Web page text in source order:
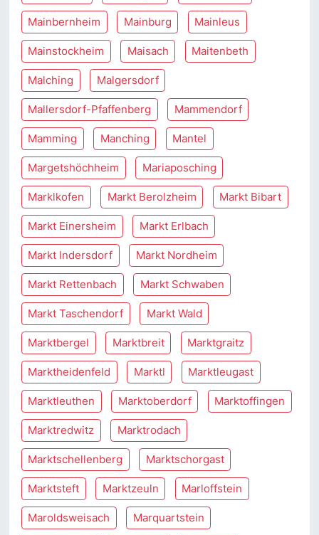
Mainbernheim Mainburg Mainleus
Mainstockheim Maisach Maitenbeth
Malching Malgersdorf
Mallersdorf-Pfaffenberg Mammendorf
Mamming Manching Mantel
Margetshöchheim Mariaposching
Marklkofen Markt Berolzheim Markt Bibart
Markt Einersheim Markt Erlbach
Markt Indersdorf Markt Nordheim
Markt Rettenbach Markt Schwaben
Markt Taschendorf Markt Wald
Marktbergel Marktbreit Marktgraitz
Marktheidenfeld Marktl Marktleugast
Marktleuthen Marktoberdorf Marktoffingen
Marktredwitz Marktrodach
Marktschellenberg Marktschorgast
Marktsteft Marktzeuln Marloffstein
Maroldsweisach Marquartstein